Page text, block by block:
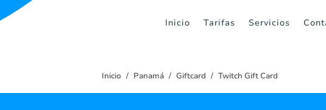
Inicio Tarifas Servicios
Inicio Panamá Giftcard Twitch Gift Card